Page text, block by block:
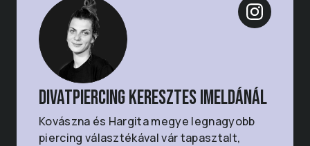
Divatpiercing keresztes Imeldánál
Kovászna és Hargita megye legnagyobb
piercing választékával vár tapasztalt,